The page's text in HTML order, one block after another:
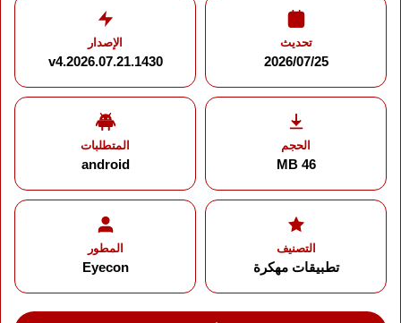
تحديث
2026/07/25
الإصدار
v4.2026.07.21.1430
الحجم
46 MB
المتطلبات
android
التصنيف
تطبيقات مهكرة
المطور
Eyecon‏